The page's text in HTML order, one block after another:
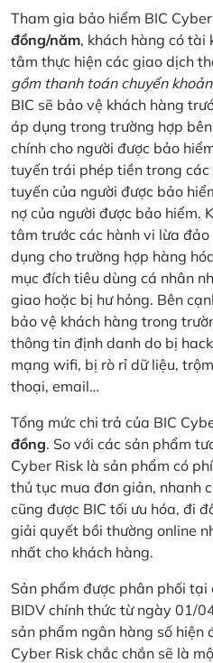
Tham gia bảo hiểm BIC
đồng/năm, khách hàng có tài
tâm thực hiện các giao dịch
gồm thanh toán chuyển
BIC sẽ bảo vệ khách hàng
áp dụng trong trường hợp
chính cho người được bảo
tuyến trái phép tiền trong
tuyến của người được bảo
nợ của người được bảo hiểm.
tâm trước các hành vi lừa
dụng cho trường hợp hàng
mục đích tiêu dùng cá nhân
giao hoặc bị hư hỏng. Bên
bảo vệ khách hàng trong
thông tin định danh do bị
mạng wifi, bị rò rỉ dữ liệu,
thoại, email…
Tổng mức chi trả của BIC
đồng. So với các sản phẩm
Cyber Risk là sản phẩm có
thủ tục mua đơn giản, nhanh
cũng được BIC tối ưu hóa, đi
giải quyết bồi thường online
nhất cho khách hàng.
Sản phẩm được phân phối
BIDV chính thức từ ngày 01/
sản phẩm ngân hàng số hiện
Cyber Risk chắc chắn sẽ là